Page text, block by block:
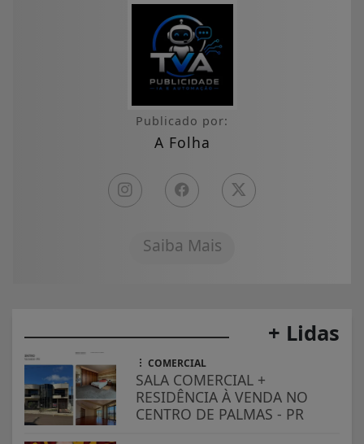
Publicado por:
A Folha
Saiba Mais
+ Lidas
COMERCIAL
SALA COMERCIAL +
RESIDÊNCIA À VENDA NO
CENTRO DE PALMAS - PR